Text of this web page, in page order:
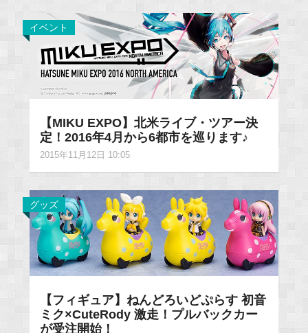
イベント
【MIKU EXPO】北米ライブ・ツアー決
定！2016年4月から6都市を巡ります♪
2015年11月12日 10:05
グッズ
【フィギュア】ねんどろいどぷらす 初音
ミク×CuteRody 激走！プルバックカー
が受注開始！